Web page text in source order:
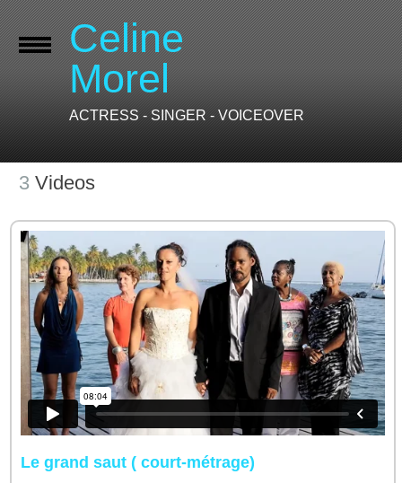
Celine
Morel
ACTRESS - SINGER - VOICEOVER
3 Videos
Le grand saut ( court-métrage)